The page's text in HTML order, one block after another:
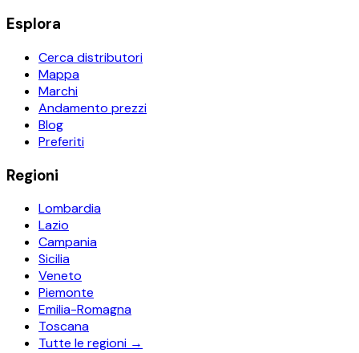
Esplora
Cerca distributori
Mappa
Marchi
Andamento prezzi
Blog
Preferiti
Regioni
Lombardia
Lazio
Campania
Sicilia
Veneto
Piemonte
Emilia-Romagna
Toscana
Tutte le regioni →